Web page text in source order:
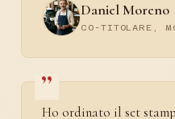
Daniel Moreno
CO-TITOLARE,
Ho ordinato il set